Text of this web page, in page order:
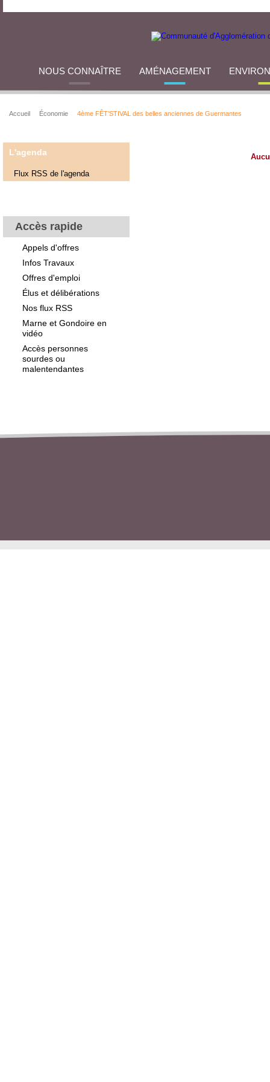
NOUS CONNAÎTRE AMÉNAGEMENT
Accueil Économie 4ème FÊT’STIVAL des belles anciennes de Guermantes
L'agenda
Flux RSS de l'agenda
Accès rapide
Appels d'offres
Infos Travaux
Offres d'emploi
Élus et délibérations
Nos flux RSS
Marne et Gondoire en
vidéo
Accès personnes
sourdes ou
malentendantes